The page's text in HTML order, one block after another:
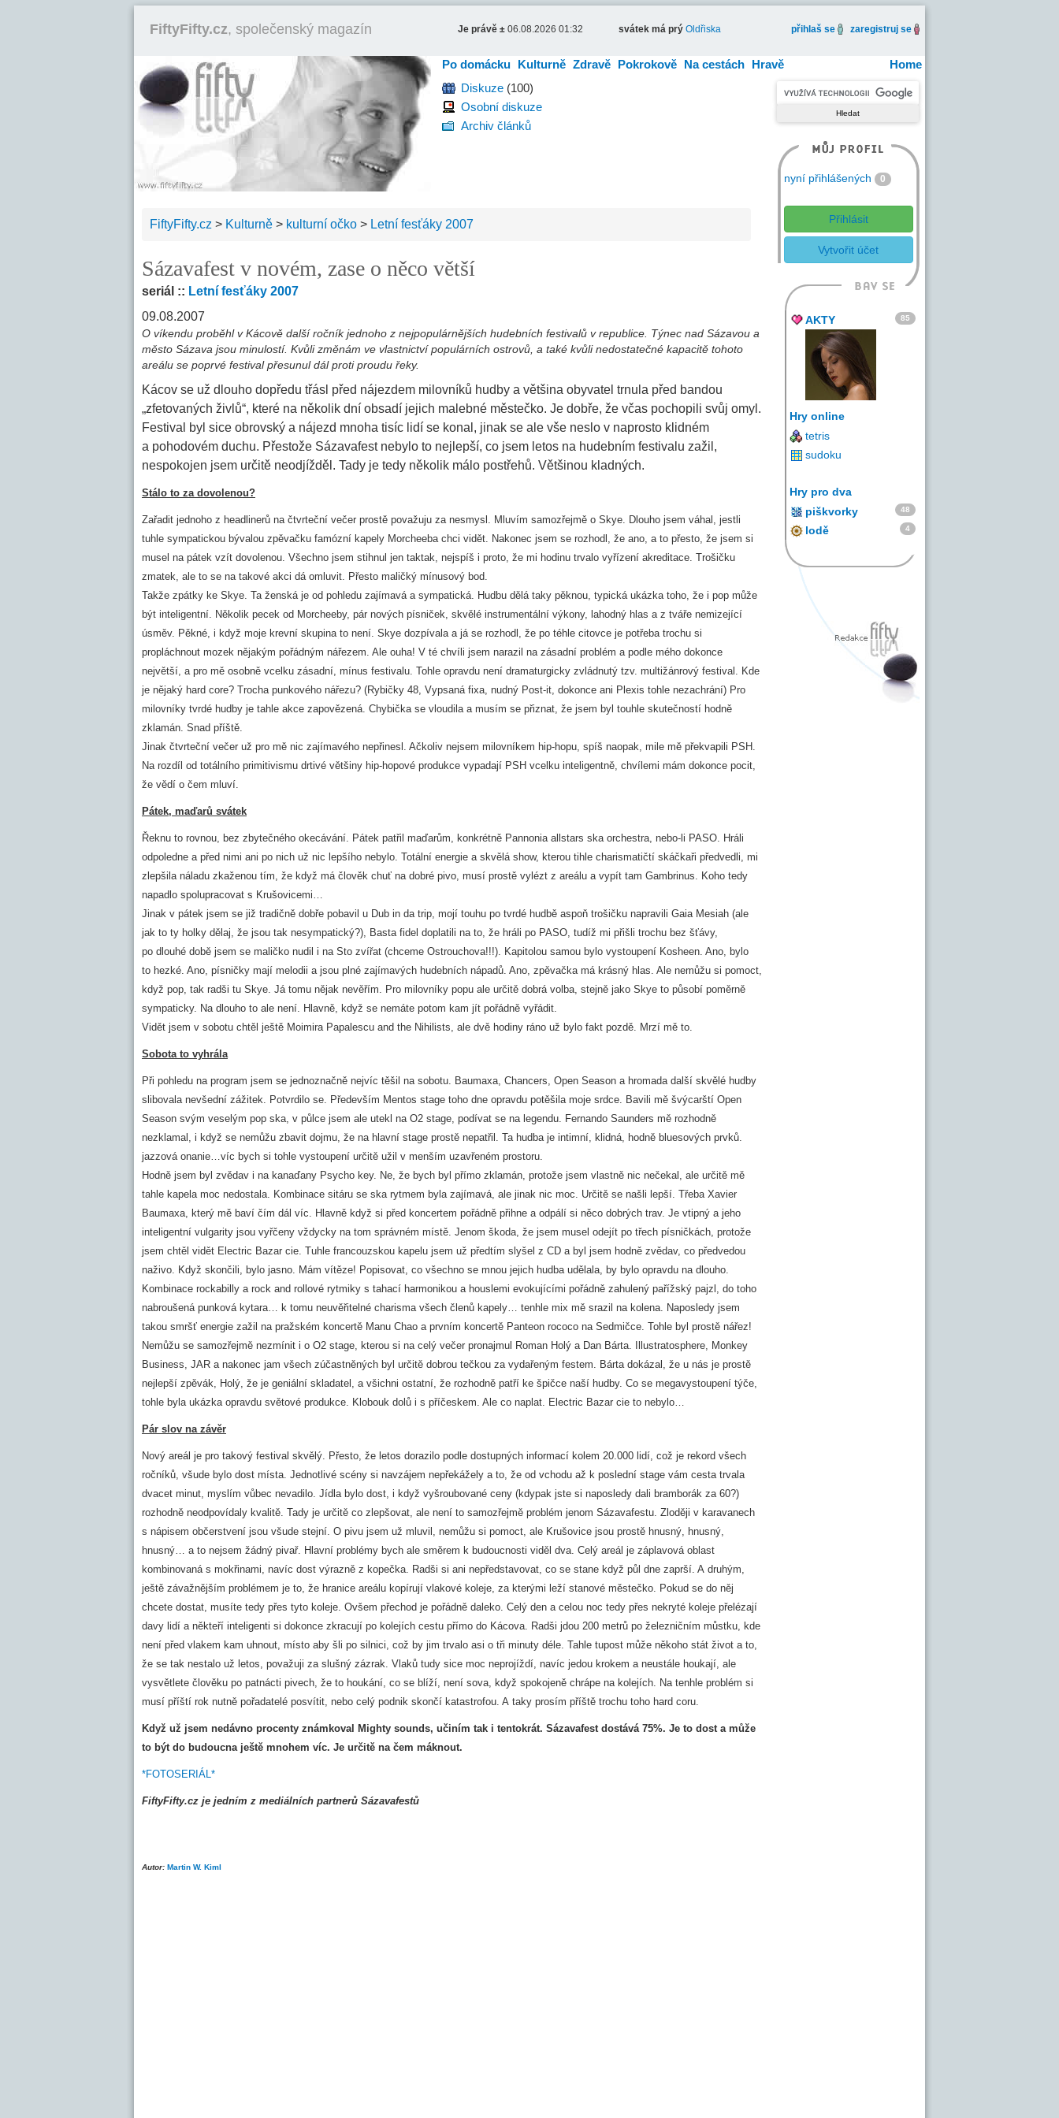
FiftyFifty.cz, společenský magazín Je právě ± 06.08.2026 01:32 svátek má prý Oldřiska přihlaš se zaregistruj se
Home
Po domácku Kulturně Zdravě Pokrokově Na cestách Hravě
Diskuze (100)
Osobní diskuze
Archiv článků
FiftyFifty.cz > Kulturně > kulturní očko > Letní fesťáky 2007
Sázavafest v novém, zase o něco větší
seriál :: Letní fesťáky 2007
09.08.2007
O víkendu proběhl v Kácově další ročník jednoho z nejpopulárnějších hudebních festivalů v republice. Týnec nad Sázavou a
město Sázava jsou minulostí. Kvůli změnám ve vlastnictví populárních ostrovů, a také kvůli nedostatečné kapacitě tohoto
areálu se poprvé festival přesunul dál proti proudu řeky.
Kácov se už dlouho dopředu třásl před nájezdem milovníků hudby a většina obyvatel trnula před bandou
„zfetovaných živlů“, které na několik dní obsadí jejich malebné městečko. Je dobře, že včas pochopili svůj omyl.
Festival byl sice obrovský a nájezd mnoha tisíc lidí se konal, jinak se ale vše neslo v naprosto klidném
a pohodovém duchu. Přestože Sázavafest nebylo to nejlepší, co jsem letos na hudebním festivalu zažil,
nespokojen jsem určitě neodjížděl. Tady je tedy několik málo postřehů. Většinou kladných.
Stálo to za dovolenou?
Zařadit jednoho z headlinerů na čtvrteční večer prostě považuju za nesmysl. Mluvím samozřejmě o Skye. Dlouho jsem váhal, jestli
tuhle sympatickou bývalou zpěvačku famózní kapely Morcheeba chci vidět. Nakonec jsem se rozhodl, že ano, a to přesto, že jsem si
musel na pátek vzít dovolenou. Všechno jsem stihnul jen taktak, nejspíš i proto, že mi hodinu trvalo vyřízení akreditace. Trošičku
zmatek, ale to se na takové akci dá omluvit. Přesto maličký mínusový bod.
Takže zpátky ke Skye. Ta ženská je od pohledu zajímavá a sympatická. Hudbu dělá taky pěknou, typická ukázka toho, že i pop může
být inteligentní. Několik pecek od Morcheeby, pár nových písniček, skvělé instrumentální výkony, lahodný hlas a z tváře nemizející
úsměv. Pěkné, i když moje krevní skupina to není. Skye dozpívala a já se rozhodl, že po téhle citovce je potřeba trochu si
propláchnout mozek nějakým pořádným nářezem. Ale ouha! V té chvíli jsem narazil na zásadní problém a podle mého dokonce
největší, a pro mě osobně vcelku zásadní, mínus festivalu. Tohle opravdu není dramaturgicky zvládnutý tzv. multižánrový festival. Kde
je nějaký hard core? Trocha punkového nářezu? (Rybičky 48, Vypsaná fixa, nudný Post-it, dokonce ani Plexis tohle nezachrání) Pro
milovníky tvrdé hudby je tahle akce zapovězená. Chybička se vloudila a musím se přiznat, že jsem byl touhle skutečností hodně
zklamán. Snad příště.
Jinak čtvrteční večer už pro mě nic zajímavého nepřinesl. Ačkoliv nejsem milovníkem hip-hopu, spíš naopak, mile mě překvapili PSH.
Na rozdíl od totálního primitivismu drtivé většiny hip-hopové produkce vypadají PSH vcelku inteligentně, chvílemi mám dokonce pocit,
že vědí o čem mluví.
Pátek, maďarů svátek
Řeknu to rovnou, bez zbytečného okecávání. Pátek patřil maďarům, konkrétně Pannonia allstars ska orchestra, nebo-li PASO. Hráli
odpoledne a před nimi ani po nich už nic lepšího nebylo. Totální energie a skvělá show, kterou tihle charismatičtí skáčkaři předvedli, mi
zlepšila náladu zkaženou tím, že když má člověk chuť na dobré pivo, musí prostě vylézt z areálu a vypít tam Gambrinus. Koho tedy
napadlo spolupracovat s Krušovicemi…
Jinak v pátek jsem se již tradičně dobře pobavil u Dub in da trip, mojí touhu po tvrdé hudbě aspoň trošičku napravili Gaia Mesiah (ale
jak to ty holky dělaj, že jsou tak nesympatický?), Basta fidel doplatili na to, že hráli po PASO, tudíž mi přišli trochu bez šťávy,
po dlouhé době jsem se maličko nudil i na Sto zvířat (chceme Ostrouchova!!!). Kapitolou samou bylo vystoupení Kosheen. Ano, bylo
to hezké. Ano, písničky mají melodii a jsou plné zajímavých hudebních nápadů. Ano, zpěvačka má krásný hlas. Ale nemůžu si pomoct,
když pop, tak radši tu Skye. Já tomu nějak nevěřím. Pro milovníky popu ale určitě dobrá volba, stejně jako Skye to působí poměrně
sympaticky. Na dlouho to ale není. Hlavně, když se nemáte potom kam jít pořádně vyřádit.
Vidět jsem v sobotu chtěl ještě Moimira Papalescu and the Nihilists, ale dvě hodiny ráno už bylo fakt pozdě. Mrzí mě to.
Sobota to vyhrála
Při pohledu na program jsem se jednoznačně nejvíc těšil na sobotu. Baumaxa, Chancers, Open Season a hromada další skvělé hudby
slibovala nevšední zážitek. Potvrdilo se. Především Mentos stage toho dne opravdu potěšila moje srdce. Bavili mě švýcarští Open
Season svým veselým pop ska, v půlce jsem ale utekl na O2 stage, podívat se na legendu. Fernando Saunders mě rozhodně
nezklamal, i když se nemůžu zbavit dojmu, že na hlavní stage prostě nepatřil. Ta hudba je intimní, klidná, hodně bluesových prvků.
jazzová onanie…víc bych si tohle vystoupení určitě užil v menším uzavřeném prostoru.
Hodně jsem byl zvědav i na kanaďany Psycho key. Ne, že bych byl přímo zklamán, protože jsem vlastně nic nečekal, ale určitě mě
tahle kapela moc nedostala. Kombinace sitáru se ska rytmem byla zajímavá, ale jinak nic moc. Určitě se našli lepší. Třeba Xavier
Baumaxa, který mě baví čím dál víc. Hlavně když si před koncertem pořádně přihne a odpálí si něco dobrých trav. Je vtipný a jeho
inteligentní vulgarity jsou vyřčeny vždycky na tom správném místě. Jenom škoda, že jsem musel odejít po třech písničkách, protože
jsem chtěl vidět Electric Bazar cie. Tuhle francouzskou kapelu jsem už předtím slyšel z CD a byl jsem hodně zvědav, co předvedou
naživo. Když skončili, bylo jasno. Mám vítěze! Popisovat, co všechno se mnou jejich hudba udělala, by bylo opravdu na dlouho.
Kombinace rockabilly a rock and rollové rytmiky s tahací harmonikou a houslemi evokujícími pořádně zahulený pařížský pajzl, do toho
nabroušená punková kytara… k tomu neuvěřitelné charisma všech členů kapely… tenhle mix mě srazil na kolena. Naposledy jsem
takou smršť energie zažil na pražském koncertě Manu Chao a prvním koncertě Panteon rococo na Sedmičce. Tohle byl prostě nářez!
Nemůžu se samozřejmě nezmínit i o O2 stage, kterou si na celý večer pronajmul Roman Holý a Dan Bárta. Illustratosphere, Monkey
Business, JAR a nakonec jam všech zúčastněných byl určitě dobrou tečkou za vydařeným festem. Bárta dokázal, že u nás je prostě
nejlepší zpěvák, Holý, že je geniální skladatel, a všichni ostatní, že rozhodně patří ke špičce naší hudby. Co se megavystoupení týče,
tohle byla ukázka opravdu světové produkce. Klobouk dolů i s příčeskem. Ale co naplat. Electric Bazar cie to nebylo…
Pár slov na závěr
Nový areál je pro takový festival skvělý. Přesto, že letos dorazilo podle dostupných informací kolem 20.000 lidí, což je rekord všech
ročníků, všude bylo dost místa. Jednotlivé scény si navzájem nepřekážely a to, že od vchodu až k poslední stage vám cesta trvala
dvacet minut, myslím vůbec nevadilo. Jídla bylo dost, i když vyšroubované ceny (kdypak jste si naposledy dali bramborák za 60?)
rozhodně neodpovídaly kvalitě. Tady je určitě co zlepšovat, ale není to samozřejmě problém jenom Sázavafestu. Zloději v karavanech
s nápisem občerstvení jsou všude stejní. O pivu jsem už mluvil, nemůžu si pomoct, ale Krušovice jsou prostě hnusný, hnusný,
hnusný… a to nejsem žádný pivař. Hlavní problémy bych ale směrem k budoucnosti viděl dva. Celý areál je záplavová oblast
kombinovaná s mokřinami, navíc dost výrazně z kopečka. Radši si ani nepředstavovat, co se stane když půl dne zaprší. A druhým,
ještě závažnějším problémem je to, že hranice areálu kopírují vlakové koleje, za kterými leží stanové městečko. Pokud se do něj
chcete dostat, musíte tedy přes tyto koleje. Ovšem přechod je pořádně daleko. Celý den a celou noc tedy přes nekryté koleje přelézají
davy lidí a někteří inteligenti si dokonce zkracují po kolejích cestu přímo do Kácova. Radši jdou 200 metrů po železničním můstku, kde
není před vlakem kam uhnout, místo aby šli po silnici, což by jim trvalo asi o tři minuty déle. Tahle tupost může někoho stát život a to,
že se tak nestalo už letos, považuji za slušný zázrak. Vlaků tudy sice moc neprojíždí, navíc jedou krokem a neustále houkají, ale
vysvětlete člověku po patnácti pivech, že to houkání, co se blíží, není sova, když spokojeně chrápe na kolejích. Na tenhle problém si
musí příští rok nutně pořadatelé posvítit, nebo celý podnik skončí katastrofou. A taky prosím příště trochu toho hard coru.
Když už jsem nedávno procenty známkoval Mighty sounds, učiním tak i tentokrát. Sázavafest dostává 75%. Je to dost a může
to být do budoucna ještě mnohem víc. Je určitě na čem máknout.
*FOTOSERIÁL*
FiftyFifty.cz je jedním z mediálních partnerů Sázavafestů
Autor: Martin W. Kiml
nyní přihlášených 0
Přihlásit
Vytvořit účet
AKTY 85
Hry online
tetris
sudoku
Hry pro dva
piškvorky
48
lodě 4